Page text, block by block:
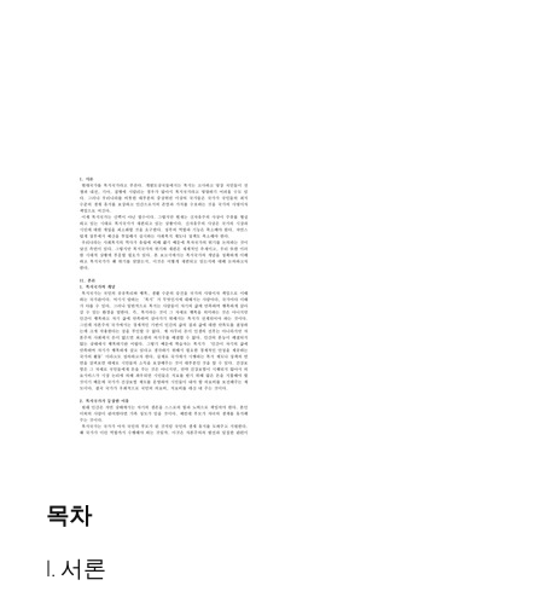
목차
I. 서론